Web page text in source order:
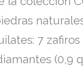
7 zafiros
(0,9